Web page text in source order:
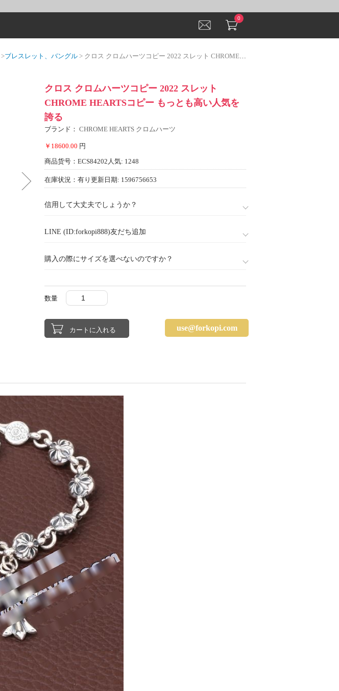
0
>ブレスレット、バングル > クロス クロムハーツコピー 2022 スレット CHROME HEARTSコピー もっとも高い人気を誇る
クロス クロムハーツコピー 2022 スレット
CHROME HEARTSコピー もっとも高い人気を
誇る
ブランド： CHROME HEARTS クロムハーツ
￥18600.00 円
商品货号：ECS84202 人気: 1248
在庫状況：有り 更新日期: 1596756653
信用して大丈夫でしょうか？
LINE (ID:forkopi888)友だち追加
購入の際にサイズを選べないのですか？
数量
use@forkopi.com